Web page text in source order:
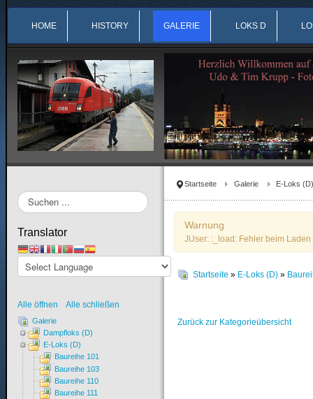
HOME HISTORY GALERIE LOKS D
Startseite Galerie E-Loks (D)
Warnung
JUser: :_load: Fehler beim
Startseite » E-Loks (D) »
Zurück zur Kategorieübersicht
Suchen
...
Translator
Alle öffnen Alle schließen
Galerie
Dampfloks (D)
E-Loks (D)
Baureihe 101
Baureihe 103
Baureihe 110
Baureihe 111